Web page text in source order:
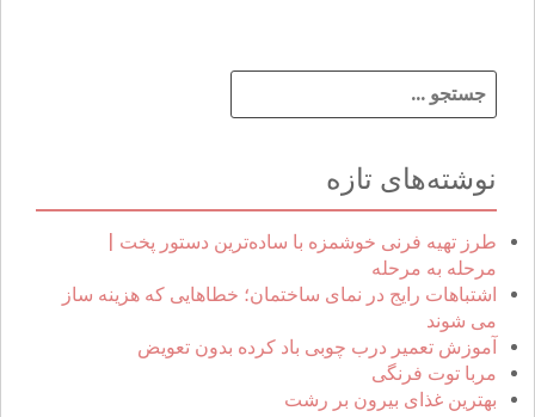
س
و
ب
ر
ا
ی
:
نوشته‌های تازه
طرز تهیه فرنی خوشمزه با ساده‌ترین دستور پخت |
مرحله به مرحله
اشتباهات رایج در نمای ساختمان؛ خطاهایی که هزینه ساز
می شوند
آموزش تعمیر درب چوبی باد کرده بدون تعویض
مربا توت فرنگی
بهترین غذای بیرون بر رشت